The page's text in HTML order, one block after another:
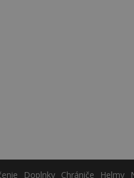
Doplnky Chrániče Helmy